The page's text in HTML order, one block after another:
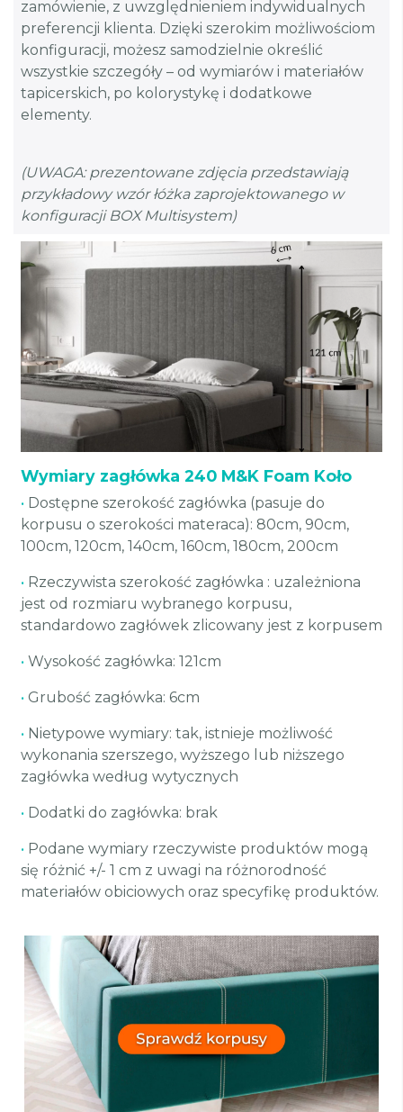
zamówienie, z uwzględnieniem indywidualnych
preferencji klienta. Dzięki szerokim możliwościom
konfiguracji, możesz samodzielnie określić
wszystkie szczegóły – od wymiarów i materiałów
tapicerskich, po kolorystykę i dodatkowe
elementy.
(UWAGA: prezentowane zdjęcia przedstawiają
przykładowy wzór łóżka zaprojektowanego w
konfiguracji BOX Multisystem)
Wymiary zagłówka 240 M&K Foam Koło
• Dostępne szerokość zagłówka (pasuje do
korpusu o szerokości materaca): 80cm, 90cm,
100cm, 120cm, 140cm, 160cm, 180cm, 200cm
• Rzeczywista szerokość zagłówka : uzależniona
jest od rozmiaru wybranego korpusu,
standardowo zagłówek zlicowany jest z korpusem
• Wysokość zagłówka: 121cm
• Grubość zagłówka: 6cm
• Nietypowe wymiary: tak, istnieje możliwość
wykonania szerszego, wyższego lub niższego
zagłówka według wytycznych
• Dodatki do zagłówka: brak
• Podane wymiary rzeczywiste produktów mogą
się różnić +/- 1 cm z uwagi na różnorodność
materiałów obiciowych oraz specyfikę produktów.